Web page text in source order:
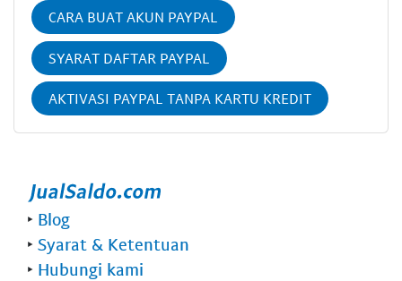
CARA BUAT AKUN PAYPAL
SYARAT DAFTAR PAYPAL
AKTIVASI PAYPAL TANPA KARTU KREDIT
‣ Blog
‣ Syarat & Ketentuan
‣ Hubungi kami